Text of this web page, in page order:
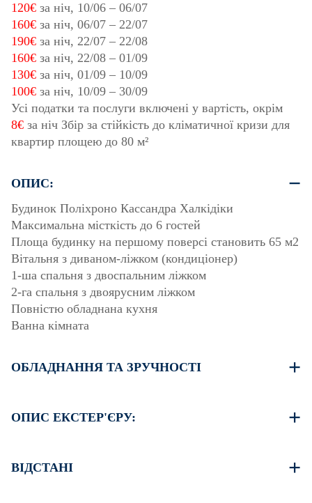
120€ за ніч, 10/06 – 06/07
160€ за ніч, 06/07 – 22/07
190€ за ніч, 22/07 – 22/08
160€ за ніч, 22/08 – 01/09
130€ за ніч, 01/09 – 10/09
100€ за ніч, 10/09 – 30/09
Усі податки та послуги включені у вартість, окрім
8€ за ніч Збір за стійкість до кліматичної кризи для
квартир площею до 80 м²
ОПИС:
Будинок Поліхроно Кассандра Халкідіки
Максимальна місткість до 6 гостей
Площа будинку на першому поверсі становить 65 м2
Вітальня з диваном-ліжком (кондиціонер)
1-ша спальня з двоспальним ліжком
2-га спальня з двоярусним ліжком
Повністю обладнана кухня
Ванна кімната
ОБЛАДНАННЯ ТА ЗРУЧНОСТІ
Телевізор з плоским екраном
Праска та прасувальна дошка (на запит)
ОПИС ЕКСТЕР'ЄРУ:
ВІДСТАНІ